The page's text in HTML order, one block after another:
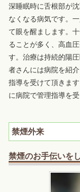
深睡眠時に舌根部が
なくなる病気です。
て眼を醒まします。
ることが多く、高血
す。治療は持続的陽
者さんには病院を紹
指導を受けて頂きま
に病院で管理指導を
禁煙外来
禁煙のお手伝いを